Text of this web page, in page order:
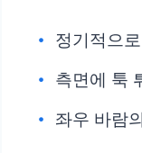
정기적으
측면에 툭
좌우 바람